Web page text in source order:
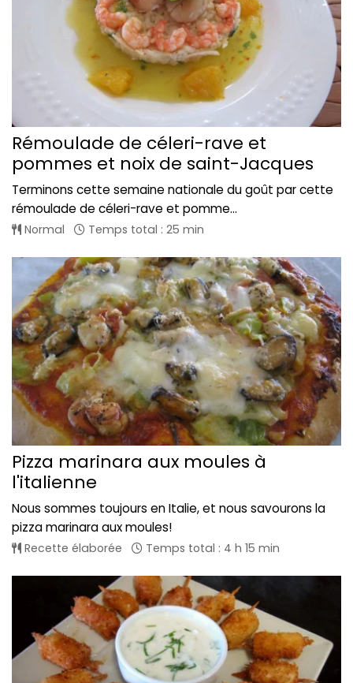
Rémoulade de céleri-rave et
pommes et noix de saint-Jacques
Terminons cette semaine nationale du goût par cette
rémoulade de céleri-rave et pomme...
Normal Temps total : 25 min
Pizza marinara aux moules à
l'italienne
Nous sommes toujours en Italie, et nous savourons la
pizza marinara aux moules!
Recette élaborée Temps total : 4 h 15 min